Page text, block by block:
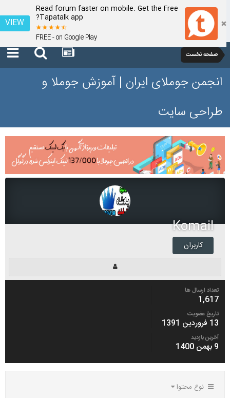
Read forum faster on mobile. Get the Free
Tapatalk app?
FREE - on Google Play
VIEW
صفحه نخست
انجمن جوملای ایران | آموزش جوملا و
طراحی سایت
Komail
کاربران
تعداد ارسال ها
1,617
تاریخ عضویت
13 فروردین 1391
آخرین بازدید
9 بهمن 1400
نوع محتوا